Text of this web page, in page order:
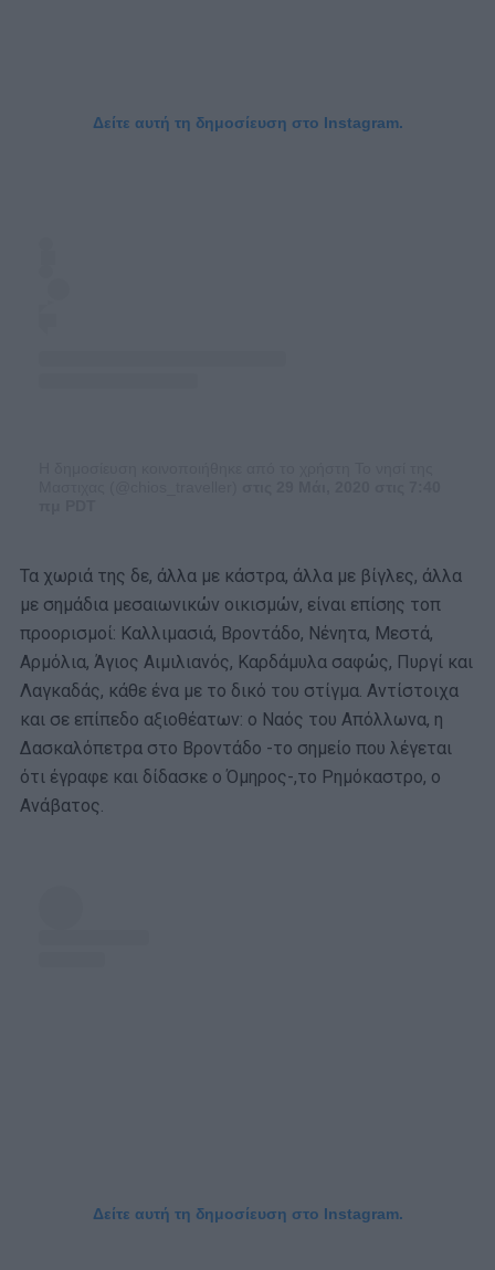
Δείτε αυτή τη δημοσίευση στο Instagram.
Τα χωριά της δε, άλλα με κάστρα, άλλα με βίγλες, άλλα
με σημάδια μεσαιωνικών οικισμών, είναι επίσης τοπ
προορισμοί: Καλλιμασιά, Βροντάδο, Νένητα, Μεστά,
Αρμόλια, Άγιος Αιμιλιανός, Καρδάμυλα σαφώς, Πυργί και
Λαγκαδάς, κάθε ένα με το δικό του στίγμα. Αντίστοιχα
και σε επίπεδο αξιοθέατων: ο Ναός του Απόλλωνα, η
Δασκαλόπετρα στο Βροντάδο -το σημείο που λέγεται
ότι έγραφε και δίδασκε ο Όμηρος-,το Ρημόκαστρο, ο
Ανάβατος.
Δείτε αυτή τη δημοσίευση στο Instagram.